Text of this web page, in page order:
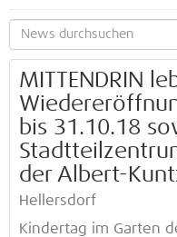
MITTENDRIN
bis 31.10.18
der Albert-
Hellersdorf
Kindertag im Garten